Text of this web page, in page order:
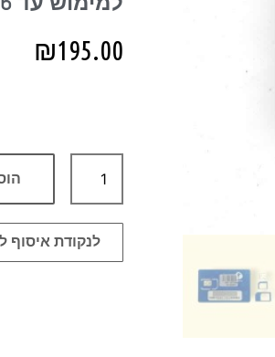
₪195.00
לנקודת איסוף